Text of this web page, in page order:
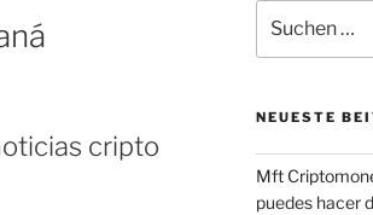
cripto
nach:
NEUESTE
Mft
puedes hacer